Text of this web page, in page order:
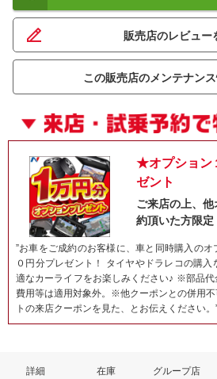
販売店のレビュー
この販売店のメンテナン
★オプション
ゼント
ご来店の上、
約頂いた方限定
”お車をご成約のお客様に、車と同時購入のオ
０円分プレゼント！ タイヤやドラレコの購
適なカーライフをお楽しみください♪ ※部品
費用等は適用対象外。※他クーポンとの併用
トの来店クーポンを見た、とお伝えください。
詳細 在庫 グループ店